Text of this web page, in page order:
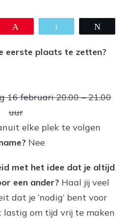
eerste plaats te zetten?
16 februari 20.00 – 21.00
uur
elke plek te volgen
Nee
met het idee dat je altijd
een ander? Haal jij veel
dat je ‘nodig’ bent voor
lastig om tijd vrij te maken